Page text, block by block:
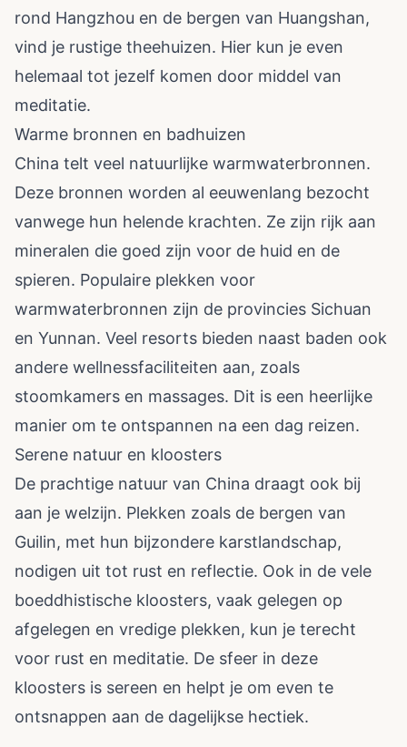
rond Hangzhou en de bergen van Huangshan,
vind je rustige theehuizen. Hier kun je even
helemaal tot jezelf komen door middel van
meditatie.
Warme bronnen en badhuizen
China telt veel natuurlijke warmwaterbronnen.
Deze bronnen worden al eeuwenlang bezocht
vanwege hun helende krachten. Ze zijn rijk aan
mineralen die goed zijn voor de huid en de
spieren. Populaire plekken voor
warmwaterbronnen zijn de provincies Sichuan
en Yunnan. Veel resorts bieden naast baden ook
andere wellnessfaciliteiten aan, zoals
stoomkamers en massages. Dit is een heerlijke
manier om te ontspannen na een dag reizen.
Serene natuur en kloosters
De prachtige natuur van China draagt ook bij
aan je welzijn. Plekken zoals de bergen van
Guilin, met hun bijzondere karstlandschap,
nodigen uit tot rust en reflectie. Ook in de vele
boeddhistische kloosters, vaak gelegen op
afgelegen en vredige plekken, kun je terecht
voor rust en meditatie. De sfeer in deze
kloosters is sereen en helpt je om even te
ontsnappen aan de dagelijkse hectiek.